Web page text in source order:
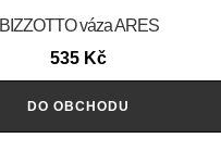
BIZZOTTO váza ARES
535 Kč
DO OBCHODU